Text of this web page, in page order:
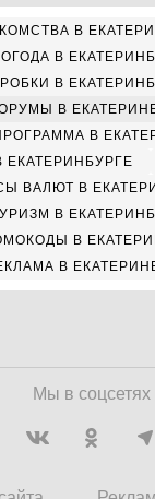
В
В
В
В
В
ВАЛЮТ В
В
В
В
Мы в соцсетях